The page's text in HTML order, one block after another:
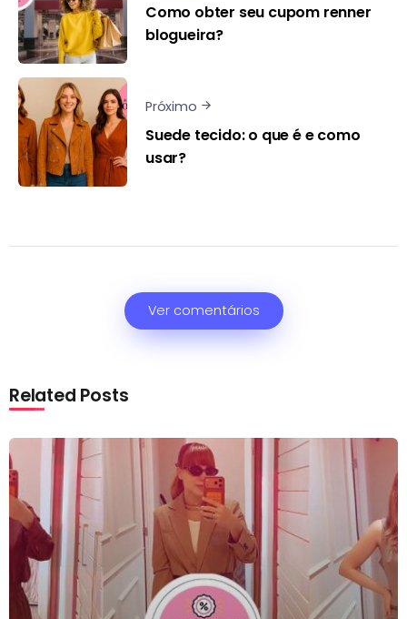
Como obter seu cupom renner
blogueira?
Próximo
Suede tecido: o que é e como
usar?
Ver comentários
Related Posts